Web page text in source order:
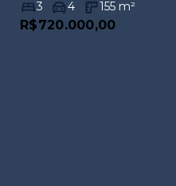
3
4 155 m²
R$720.000,00